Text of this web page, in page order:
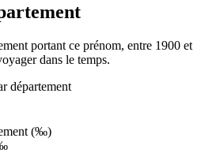
portant ce prénom, entre 1900 et
dans le temps.
département
(‰)